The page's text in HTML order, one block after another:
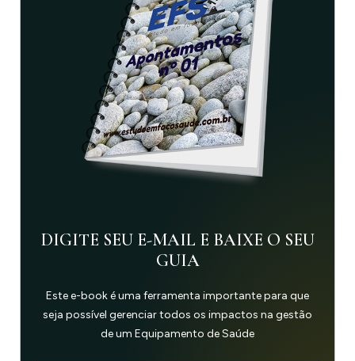
DIGITE SEU E-MAIL E BAIXE O SEU
GUIA
Este e-book é uma ferramenta importante para que
seja possível gerenciar todos os impactos na gestão
de um Equipamento de Saúde